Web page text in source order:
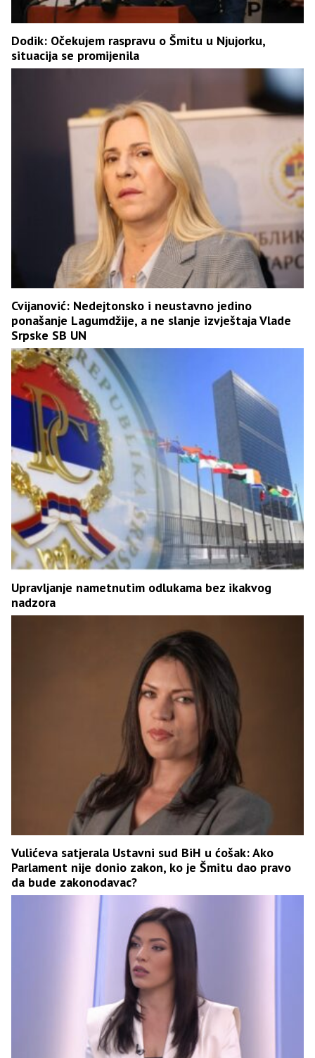
Dodik: Očekujem raspravu o Šmitu u Njujorku,
situacija se promijenila
Cvijanović: Nedejtonsko i neustavno jedino
ponašanje Lagumdžije, a ne slanje izvještaja Vlade
Srpske SB UN
Upravljanje nametnutim odlukama bez ikakvog
nadzora
Vulićeva satjerala Ustavni sud BiH u ćošak: Ako
Parlament nije donio zakon, ko je Šmitu dao pravo
da bude zakonodavac?